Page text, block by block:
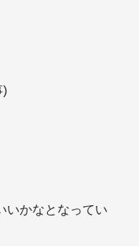
)
いかなとなってい